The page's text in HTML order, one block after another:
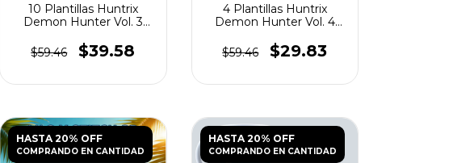
10 Plantillas Huntrix
Demon Hunter Vol. 3
$59.46
$39.58
4 Plantillas Huntrix
Demon Hunter Vol. 4
$59.46
$29.83
HASTA 20% OFF
COMPRANDO EN CANTIDAD
HASTA 20% OFF
COMPRANDO EN CANTIDAD